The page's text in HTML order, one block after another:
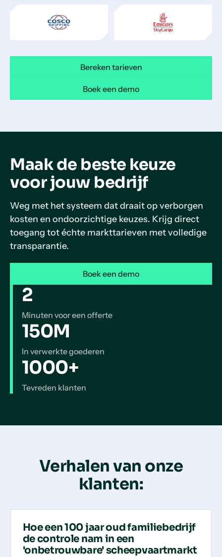
Bereken tarieven
Boek een demo
Maak de beste keuze
voor jouw bedrijf
Weg met het systeem dat draait op verborgen
kosten en ondoorzichtige keuzes. Krijg direct
toegang tot échte markttarieven met volledige
transparantie.
Boek een demo
2
Minuten voor een offerte
150M
In verwerkte goederen
1000+
Tevreden klanten
Verhalen van onze
klanten:
Hoe een 100 jaar oud familiebedrijf
de controle nam in een
'onbetrouwbare' scheepvaartmarkt